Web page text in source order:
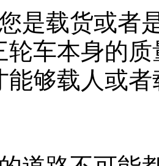
是载货或者
轮车本身的
能够载人或